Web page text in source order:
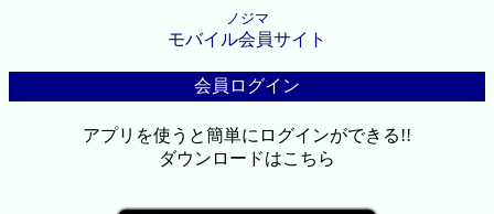
ノジマ
モバイル会員サイト
会員ログイン
アプリを使うと簡単にログインができる!!
ダウンロードはこちら